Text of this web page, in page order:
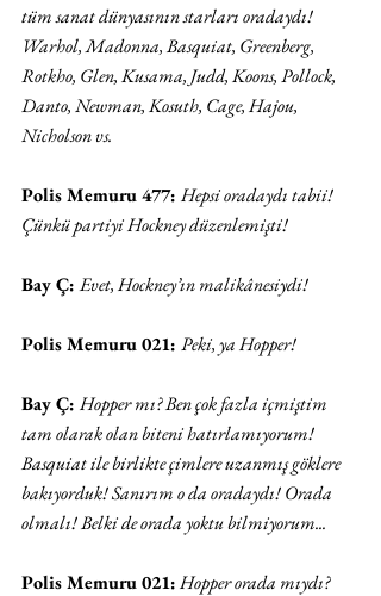
tüm sanat dünyasının starları oradaydı!
Warhol, Madonna, Basquiat, Greenberg,
Rotkho, Glen, Kusama, Judd, Koons, Pollock,
Danto, Newman, Kosuth, Cage, Hajou,
Nicholson vs.
Polis Memuru 477: Hepsi oradaydı tabii!
Çünkü partiyi Hockney düzenlemişti!
Bay Ç: Evet, Hockney’ın malikânesiydi!
Polis Memuru 021: Peki, ya Hopper!
Bay Ç: Hopper mı? Ben çok fazla içmiştim
tam olarak olan biteni hatırlamıyorum!
Basquiat ile birlikte çimlere uzanmış göklere
bakıyorduk! Sanırım o da oradaydı! Orada
olmalı! Belki de orada yoktu bilmiyorum...
Polis Memuru 021: Hopper orada mıydı?